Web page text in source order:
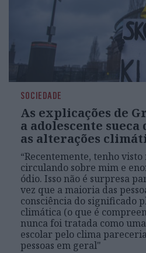
SOCIEDADE
As explicações de
a adolescente
as alterações
“Recentemente, tenho
circulando sobre mim e
ódio. Isso não é surpresa
vez que a maioria das
consciência do significado
climática (o que é
nunca foi tratada como
escolar pelo clima
pessoas em geral"